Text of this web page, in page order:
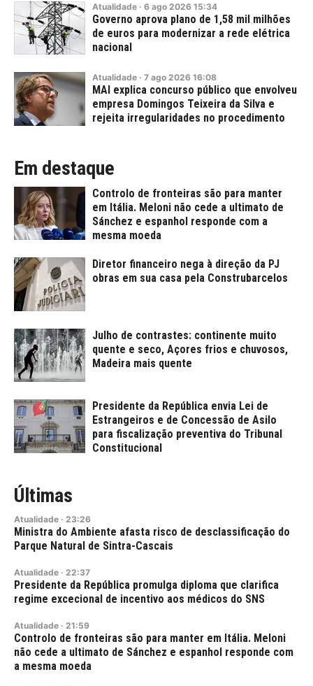
Atualidade · 6 ago 2026 15:34
Governo aprova plano de 1,58 mil milhões
de euros para modernizar a rede elétrica
nacional
Atualidade · 7 ago 2026 16:08
MAI explica concurso público que envolveu
empresa Domingos Teixeira da Silva e
rejeita irregularidades no procedimento
Em destaque
Controlo de fronteiras são para manter
em Itália. Meloni não cede a ultimato de
Sánchez e espanhol responde com a
mesma moeda
Diretor financeiro nega à direção da PJ
obras em sua casa pela Construbarcelos
Julho de contrastes: continente muito
quente e seco, Açores frios e chuvosos,
Madeira mais quente
Presidente da República envia Lei de
Estrangeiros e de Concessão de Asilo
para fiscalização preventiva do Tribunal
Constitucional
Últimas
Atualidade · 23:26
Ministra do Ambiente afasta risco de desclassificação do
Parque Natural de Sintra-Cascais
Atualidade · 22:37
Presidente da República promulga diploma que clarifica
regime excecional de incentivo aos médicos do SNS
Atualidade · 21:59
Controlo de fronteiras são para manter em Itália. Meloni
não cede a ultimato de Sánchez e espanhol responde com
a mesma moeda